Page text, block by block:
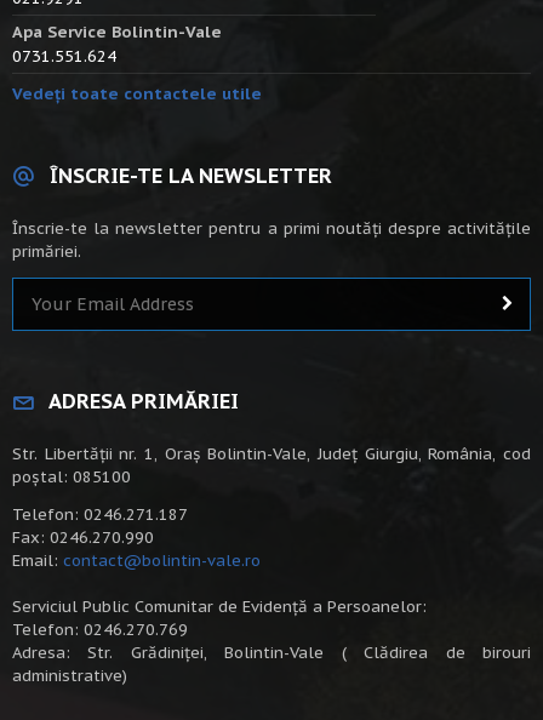
Apa Service Bolintin-Vale
0731.551.624
Vedeți toate contactele utile
ÎNSCRIE-TE LA NEWSLETTER
Înscrie-te la newsletter pentru a primi noutăți despre activitățile
primăriei.
ADRESA PRIMĂRIEI
Str. Libertății nr. 1, Oraș Bolintin-Vale, Județ Giurgiu, România, cod
poștal: 085100
Telefon: 0246.271.187
Fax: 0246.270.990
Email: contact@bolintin-vale.ro
Serviciul Public Comunitar de Evidență a Persoanelor:
Telefon: 0246.270.769
Adresa: Str. Grădiniței, Bolintin-Vale ( Clădirea de birouri
administrative)